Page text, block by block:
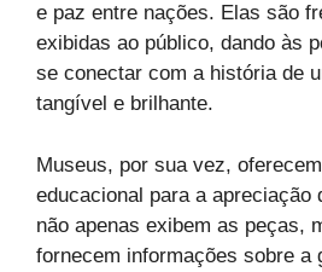
e paz entre nações. Elas são
exibidas ao público, dando às
se conectar com a história de
tangível e brilhante.
Museus, por sua vez,
educacional para a apreciação
não apenas exibem as peças,
fornecem informações sobre a